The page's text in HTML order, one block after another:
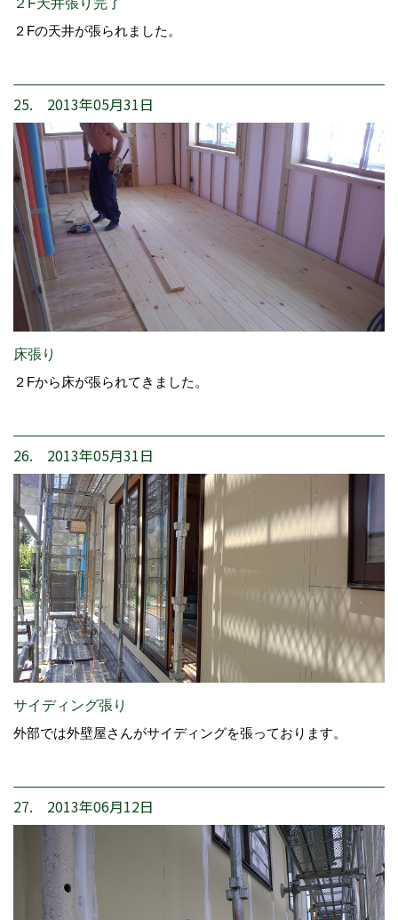
２F天井張り完了
２Fの天井が張られました。
25. 2013年05月31日
床張り
２Fから床が張られてきました。
26. 2013年05月31日
サイディング張り
外部では外壁屋さんがサイディングを張っております。
27. 2013年06月12日